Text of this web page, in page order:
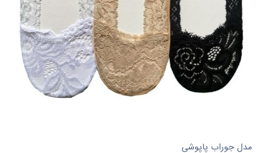
مدل جوراب پاپوشی